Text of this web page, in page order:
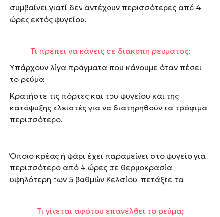
συμβαίνει γιατί δεν αντέχουν περισσότερες από 4
ώρες εκτός ψυγείου.
Τι πρέπει να κάνεις σε διακοπη ρευματος;
Υπάρχουν λίγα πράγματα που κάνουμε όταν πέσει
το ρεύμα
Κρατήστε τις πόρτες και του ψυγείου και της
κατάψυξης κλειστές για να διατηρηθούν τα τρόφιμα
περισσότερο.
Όποιο κρέας ή ψάρι έχει παραμείνει στο ψυγείο για
περισσότερο από 4 ώρες σε θερμοκρασία
υψηλότερη των 5 βαθμών Κελσίου, πετάξτε τα
Τι γίνεται αφότου επανέλθει το ρεύμα;